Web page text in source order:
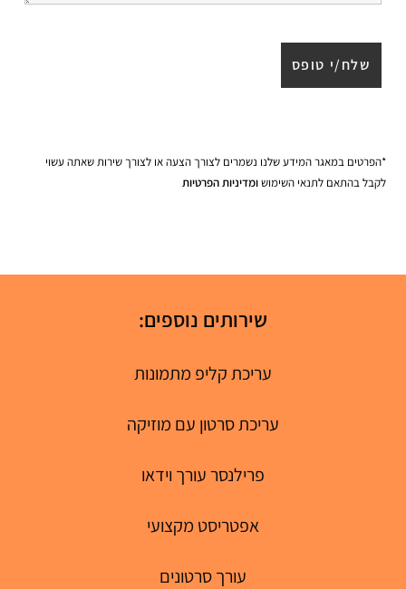
*הפרטים במאגר המידע שלנו נשמרים לצורך הצעה או לצורך שירות שאתה עשוי
לקבל בהתאם לתנאי השימוש ומדיניות הפרטיות
שירותים נוספים:
עריכת קליפ מתמונות
עריכת סרטון עם מוזיקה
פרילנסר עורך וידאו
אפטריסט מקצועי
עורך סרטונים